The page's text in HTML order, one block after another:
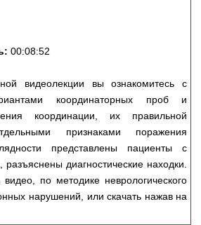
и неотложной помощи
и инструментальных
00:08:52
видеолекции вы ознакомитесь с
координаторных проб и
координации, их правильной
признаками поражения
представлены пациенты с
разъяснены диагностические находки.
по методике неврологического
нарушений, или скачать нажав на